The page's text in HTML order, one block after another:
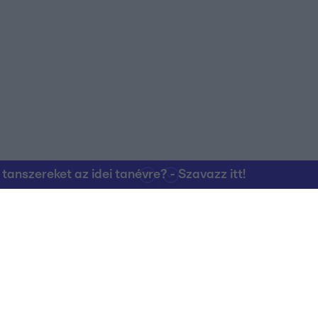
az idei tanévre? - Szavazz itt!